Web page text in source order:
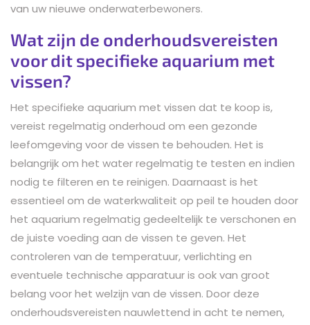
van uw nieuwe onderwaterbewoners.
Wat zijn de onderhoudsvereisten
voor dit specifieke aquarium met
vissen?
Het specifieke aquarium met vissen dat te koop is,
vereist regelmatig onderhoud om een gezonde
leefomgeving voor de vissen te behouden. Het is
belangrijk om het water regelmatig te testen en indien
nodig te filteren en te reinigen. Daarnaast is het
essentieel om de waterkwaliteit op peil te houden door
het aquarium regelmatig gedeeltelijk te verschonen en
de juiste voeding aan de vissen te geven. Het
controleren van de temperatuur, verlichting en
eventuele technische apparatuur is ook van groot
belang voor het welzijn van de vissen. Door deze
onderhoudsvereisten nauwlettend in acht te nemen,